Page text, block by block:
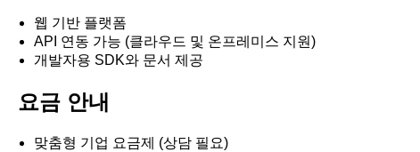
웹 기반 플랫폼
API 연동 가능 (클라우드 및 온프레미스 지원)
개발자용 SDK와 문서 제공
요금 안내
맞춤형 기업 요금제 (상담 필요)